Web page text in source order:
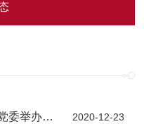
2020-12-23
乓球联谊赛